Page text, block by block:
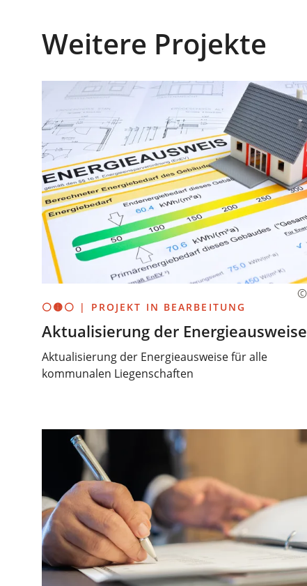
Weitere Projekte
⚪🟡⚪ | PROJEKT IN BEARBEITUNG
Aktualisierung der Energieausweise
Aktualisierung der Energieausweise für alle
kommunalen Liegenschaften